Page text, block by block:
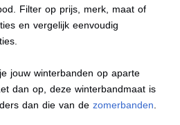
Filter op prijs, merk, maat of
en vergelijk eenvoudig
jouw winterbanden op aparte
dan op, deze winterbandmaat is
dan die van dezomerbanden